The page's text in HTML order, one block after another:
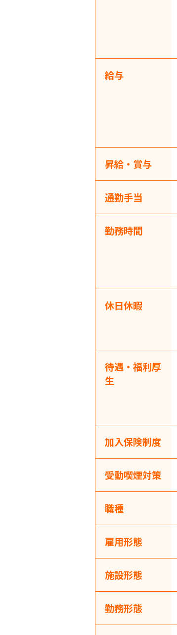
給与
昇給・賞与
通勤手当
勤務時間
休日休暇
待遇・福利厚
生
加入保険制度
受動喫煙対策
職種
雇用形態
施設形態
勤務形態